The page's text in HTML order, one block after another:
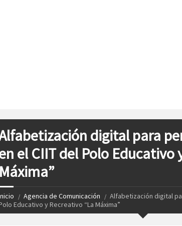
digital para
el CIIT del Polo Educativo
Máxima”
Agencia de Comunicación
Alfabetización digital
Educativo y Recreativo “La Máxima”